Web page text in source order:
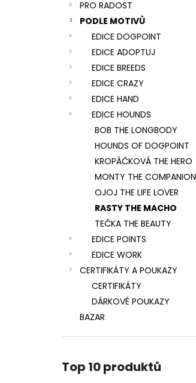
PRO RADOST
PODLE MOTIVŮ
EDICE DOGPOINT
EDICE ADOPTUJ
EDICE BREEDS
EDICE CRAZY
EDICE HAND
EDICE HOUNDS
BOB THE LONGBODY
HOUNDS OF DOGPOINT
KROPÁČKOVÁ THE HERO
MONTY THE COMPANION
OJOJ THE LIFE LOVER
RASTY THE MACHO
TEČKA THE BEAUTY
EDICE POINTS
EDICE WORK
CERTIFIKÁTY A POUKAZY
CERTIFIKÁTY
DÁRKOVÉ POUKAZY
BAZAR
Top 10 produktů
NÁRAMEK TLAPKA - ČERNÁ
159 Kč